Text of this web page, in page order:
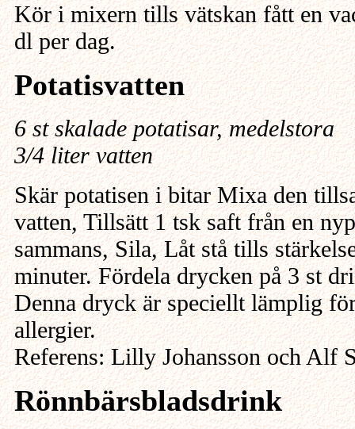
Kör i mixern tills vätskan fått en
dl per dag.
Potatisvatten
6 st skalade potatisar, medelstora
3/4 liter vatten
Skär potatisen i bitar Mixa den
vatten, Tillsätt 1 tsk saft från en
sammans, Sila, Låt stå tills
minuter. Fördela drycken på 3 st
Denna dryck är speciellt lämplig
allergier.
Referens: Lilly Johansson och Alf
Rönnbärsbladsdrink